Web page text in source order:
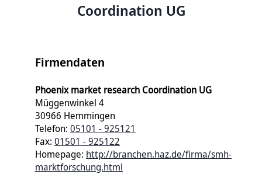
Coordination UG
Firmendaten
Phoenix market research Coordination UG
Müggenwinkel 4
30966 Hemmingen
Telefon: 05101 - 925121
Fax: 01501 - 925122
Homepage: http://branchen.haz.de/firma/smh-
marktforschung.html